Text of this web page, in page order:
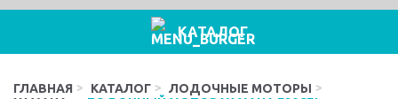
КАТАЛОГ
ГЛАВНАЯ КАТАЛОГ
ЛОДОЧНЫЕ МОТОРЫ